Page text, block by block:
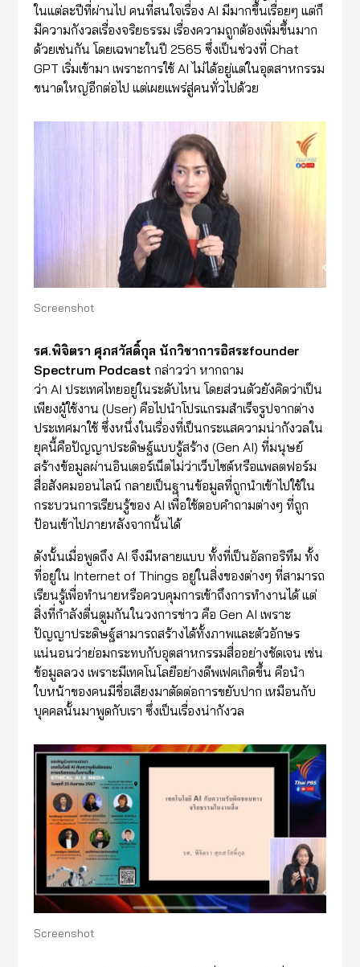
ในแต่ละปีที่ผ่านไป คนที่สนใจเรื่อง AI มีมากขึ้นเรื่อยๆ แต่ก็
มีความกังวลเรื่องจริยธรรม เรื่องความถูกต้องเพิ่มขึ้นมาก
ด้วยเช่นกัน โดยเฉพาะในปี 2565 ซึ่งเป็นช่วงที่ Chat
GPT เริ่มเข้ามา เพราะการใช้ AI ไม่ได้อยู่แต่ในอุตสาหกรรม
ขนาดใหญ่อีกต่อไป แต่เผยแพร่สู่คนทั่วไปด้วย
Screenshot
รศ.พิจิตรา ศุภสวัสดิ์กุล นักวิชาการอิสระfounder
Spectrum Podcast กล่าวว่า หากถาม
ว่า AI ประเทศไทยอยู่ในระดับไหน โดยส่วนตัวยังคิดว่าเป็น
เพียงผู้ใช้งาน (User) คือไปนำโปรแกรมสำเร็จรูปจากต่าง
ประเทศมาใช้ ซึ่งหนึ่งในเรื่องที่เป็นกระแสความน่ากังวลใน
ยุคนี้คือปัญญาประดิษฐ์แบบรู้สร้าง (Gen AI) ที่มนุษย์
สร้างข้อมูลผ่านอินเตอร์เน็ตไม่ว่าเว็บไซต์หรือแพลตฟอร์ม
สื่อสังคมออนไลน์ กลายเป็นฐานข้อมูลที่ถูกนำเข้าไปใช้ใน
กระบวนการเรียนรู้ของ AI เพื่อใช้ตอบคำถามต่างๆ ที่ถูก
ป้อนเข้าไปภายหลังจากนั้นได้
ดังนั้นเมื่อพูดถึง AI จึงมีหลายแบบ ทั้งที่เป็นอัลกอริทึม ทั้ง
ที่อยู่ใน Internet of Things อยู่ในสิ่งของต่างๆ ที่สามารถ
เรียนรู้เพื่อทำนายหรือควบคุมการเข้าถึงการทำงานได้ แต่
สิ่งที่กำลังตื่นตูมกันในวงการข่าว คือ Gen AI เพราะ
ปัญญาประดิษฐ์สามารถสร้างได้ทั้งภาพและตัวอักษร
แน่นอนว่าย่อมกระทบกับอุตสาหกรรมสื่ออย่างชัดเจน เช่น
ข้อมูลลวง เพราะมีเทคโนโลยีอย่างดีพเฟคเกิดขึ้น คือนำ
ใบหน้าของคนมีชื่อเสียงมาตัดต่อการขยับปาก เหมือนกับ
บุคคลนั้นมาพูดกับเรา ซึ่งเป็นเรื่องน่ากังวล
Screenshot